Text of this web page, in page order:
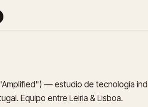
— estudio de tecnología
Equipo entre Leiria & Lisboa.